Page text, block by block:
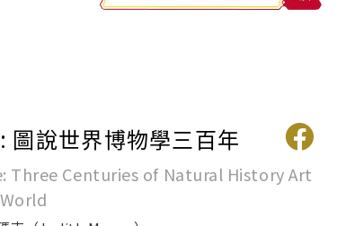
圖說世界博物學三百年
Three Centuries of Natural History Art